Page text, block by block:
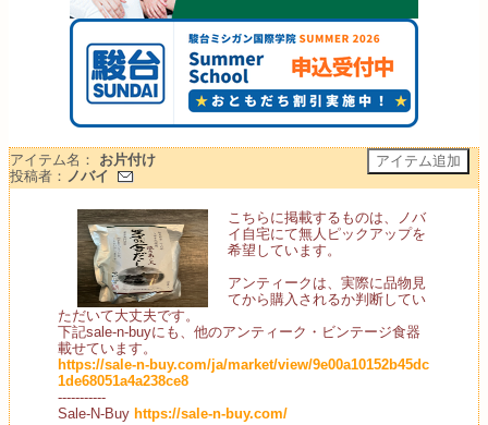
アイテム名： お片付け
投稿者： ノバイ
こちらに掲載するものは、ノバ
イ自宅にて無人ピックアップを
希望しています。
アンティークは、実際に品物見
てから購入されるか判断してい
ただいて大丈夫です。
下記sale-n-buyにも、他のアンティーク・ビンテージ食器
載せています。
https://sale-n-buy.com/ja/market/view/9e00a10152b45dc
1de68051a4a238ce8
-----------
Sale-N-Buy https://sale-n-buy.com/